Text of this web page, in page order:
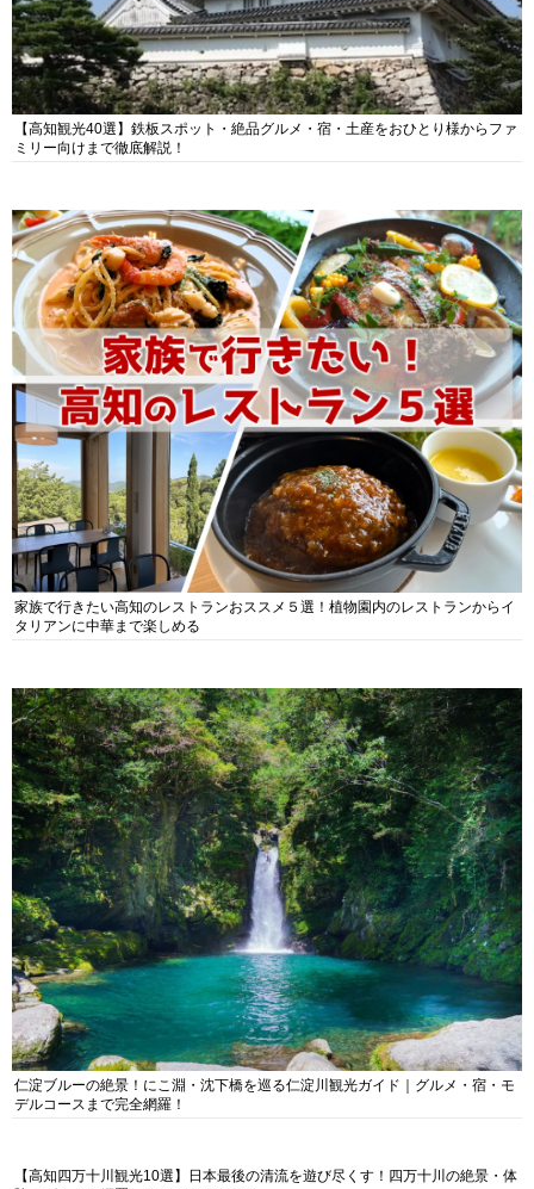
【高知観光40選】鉄板スポット・絶品グルメ・宿・土産をおひとり様からファ
ミリー向けまで徹底解説！
家族で行きたい高知のレストランおススメ５選！植物園内のレストランからイ
タリアンに中華まで楽しめる
仁淀ブルーの絶景！にこ淵・沈下橋を巡る仁淀川観光ガイド｜グルメ・宿・モ
デルコースまで完全網羅！
【高知四万十川観光10選】日本最後の清流を遊び尽くす！四万十川の絶景・体